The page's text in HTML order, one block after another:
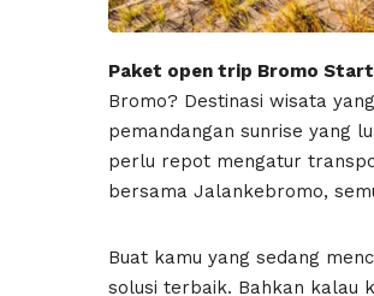
Paket open trip Bromo
Bromo? Destinasi wisata
pemandangan sunrise yang
perlu repot mengatur
bersama Jalankebromo,
Buat kamu yang sedang
solusi terbaik. Bahkan kalau